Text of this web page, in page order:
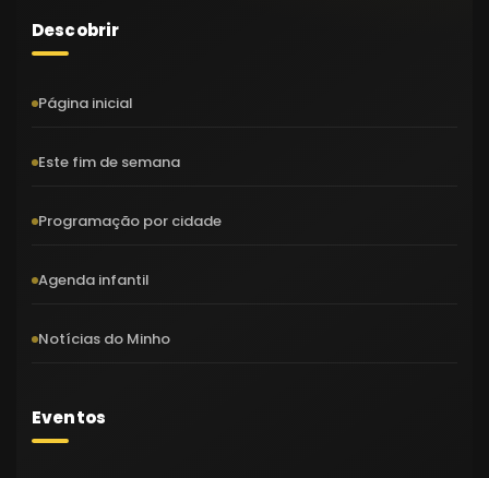
Descobrir
Página inicial
Este fim de semana
Programação por cidade
Agenda infantil
Notícias do Minho
Eventos